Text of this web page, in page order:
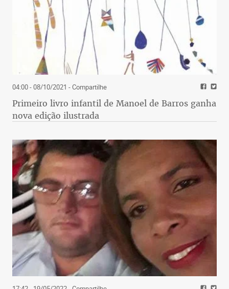
04:00 - 08/10/2021 - Compartilhe
Primeiro livro infantil de Manoel de Barros ganha
nova edição ilustrada